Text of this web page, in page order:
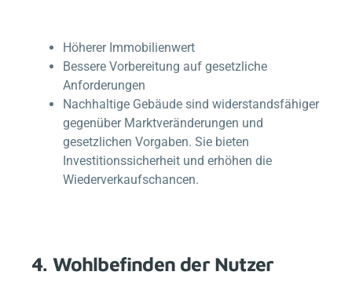
Höherer Immobilienwert
Bessere Vorbereitung auf gesetzliche
Anforderungen
Nachhaltige Gebäude sind widerstandsfähiger
gegenüber Marktveränderungen und
gesetzlichen Vorgaben. Sie bieten
Investitionssicherheit und erhöhen die
Wiederverkaufschancen.
4. Wohlbefinden der Nutzer